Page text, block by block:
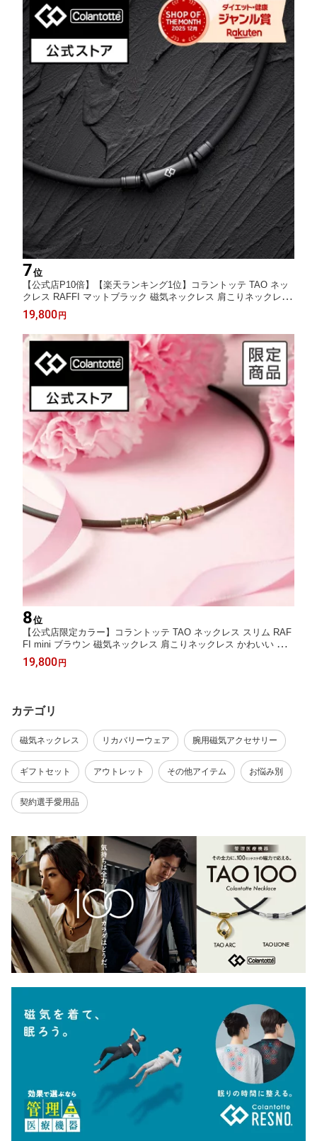
7位
【公式店P10倍】【楽天ランキング1位】コラントッテ TAO ネッ
クレス RAFFI マットブラック 磁気ネックレス 肩こりネックレス
健康ネックレス 磁気アクセサリー アクセサリー プレゼント ギフ
ト 男性 メンズ
19,800 円
8位
【公式店限定カラー】コラントッテ TAO ネックレス スリム RAF
FI mini ブラウン 磁気ネックレス 肩こりネックレス かわいい お
しゃれ 女性用 プレゼント 女性 メンズ レディース 楽天ランキン
グ入賞
19,800 円
カテゴリ
磁気ネックレス リカバリーウェア 腕用磁気アクセサリー
ギフトセット アウトレット その他アイテム お悩み別
契約選手愛用品